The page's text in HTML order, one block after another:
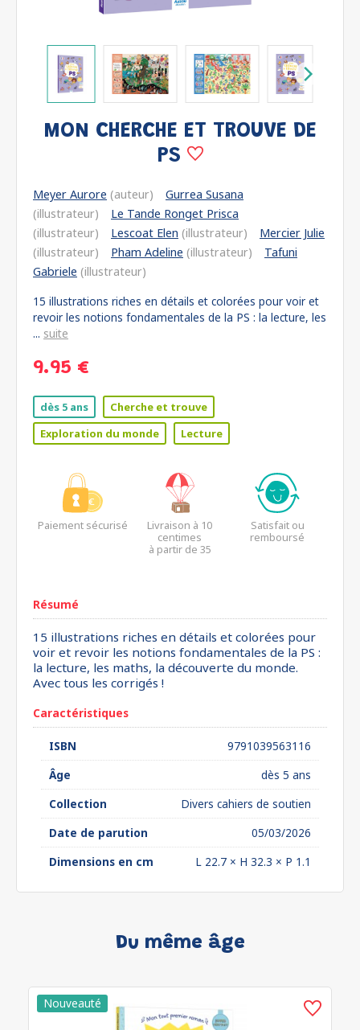
MON CHERCHE ET TROUVE DE
PS
Meyer Aurore (auteur)
Gurrea Susana
(illustrateur)
Le Tande Ronget Prisca
(illustrateur)
Lescoat Elen (illustrateur)
Mercier Julie
(illustrateur)
Pham Adeline (illustrateur)
Tafuni
Gabriele (illustrateur)
15 illustrations riches en détails et colorées pour voir et
revoir les notions fondamentales de la PS : la lecture, les
... suite
9.95 €
dès 5 ans
Cherche et trouve
Exploration du monde
Lecture
Paiement sécurisé
Livraison à 10
centimes
à partir de 35
Satisfait ou
remboursé
Résumé
15 illustrations riches en détails et colorées pour
voir et revoir les notions fondamentales de la PS :
la lecture, les maths, la découverte du monde.
Avec tous les corrigés !
Caractéristiques
ISBN
9791039563116
Âge
dès 5 ans
Collection
Divers cahiers de soutien
Date de parution
05/03/2026
Dimensions en cm
L 22.7 × H 32.3 × P 1.1
Du même âge